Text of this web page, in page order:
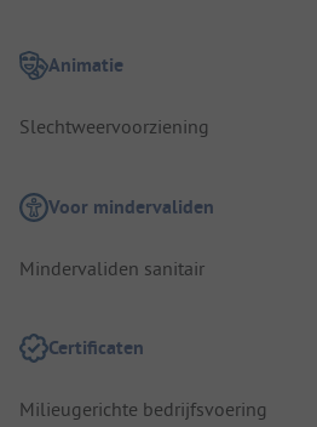
Animatie
Slechtweervoorziening
Voor mindervaliden
Mindervaliden sanitair
Certificaten
Milieugerichte bedrijfsvoering